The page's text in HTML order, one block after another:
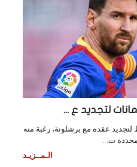
لتجديد ع ...
عقده مع برشلونة، رغبة منه
ت. .
الـمــزيـد